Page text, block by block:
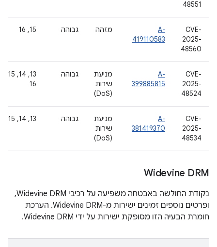
48551
CVE-
2025-
48560
A-
419110583
מזהה גבוהה ‫15, 16
CVE-
2025-
48524
A-
399885815
מניעת
שירות
(DoS)
גבוהה
16
CVE-
2025-
48534
A-
381419370
מניעת
שירות
(DoS)
גבוהה ‫13, 14, 15
Widevine DRM
נקודת החולשה באבטחה משפיעה על רכיבי Widevine DRM,
ופרטים נוספים זמינים ישירות מ-Widevine DRM. הערכת
חומרת הבעיה הזו מסופקת ישירות על ידי Widevine DRM.